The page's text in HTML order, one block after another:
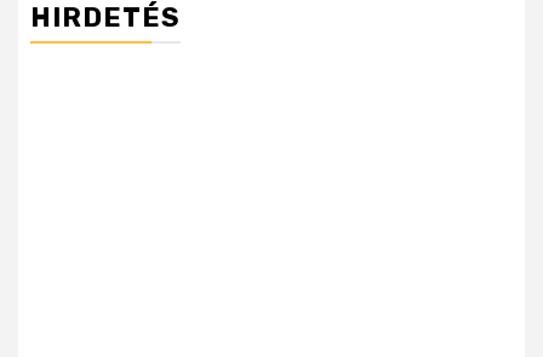
HIRDETÉS